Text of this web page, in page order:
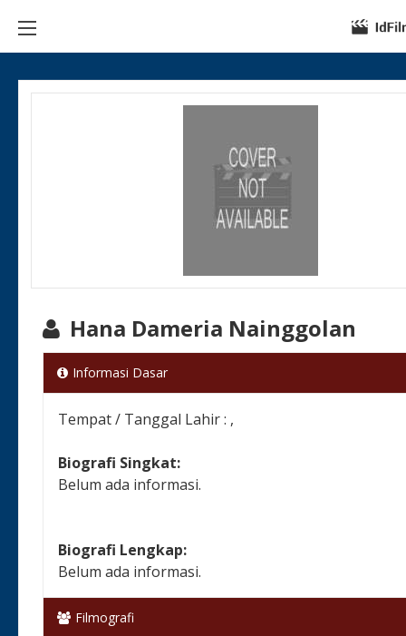
Hana Dameria Nainggolan
Informasi Dasar
Tempat / Tanggal Lahir : ,
Biografi Singkat:
Belum ada informasi.
Biografi Lengkap:
Belum ada informasi.
Filmografi